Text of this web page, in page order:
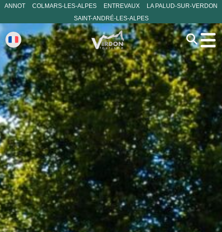
ANNOT COLMARS-LES-ALPES ENTREVAUX
LA PALUD-SUR-VERDON
SAINT-ANDRÉ-LES-ALPES